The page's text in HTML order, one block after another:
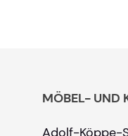
MÖBEL- UND
Adolf-Köppe-